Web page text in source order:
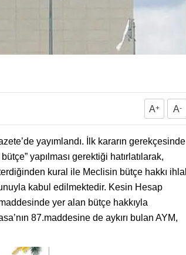
A+ A-
yayımlandı. İlk kararın gerekçesinde
yapılması gerektiği hatırlatılarak,
kural ile Meclisin bütçe hakkı ihlal
kabul edilmektedir. Kesin Hesap
yer alan bütçe hakkıyla
87.maddesine de aykırı bulan AYM,